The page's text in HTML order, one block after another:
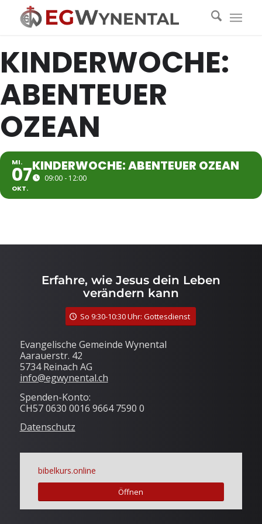
KINDERWOCHE:
ABENTEUER
OZEAN
MI.
07
OKT.
KINDERWOCHE: ABENTEUER OZEAN
09:00 - 12:00
Erfahre, wie Jesus dein Leben
verändern kann
So 9:30-10:30 Uhr: Gottesdienst
Evangelische Gemeinde Wynental
Aarauerstr. 42
5734 Reinach AG
info@egwynental.ch
Spenden-Konto:
CH57 0630 0016 9664 7590 0
Datenschutz
bibelkurs.online
Öffnen